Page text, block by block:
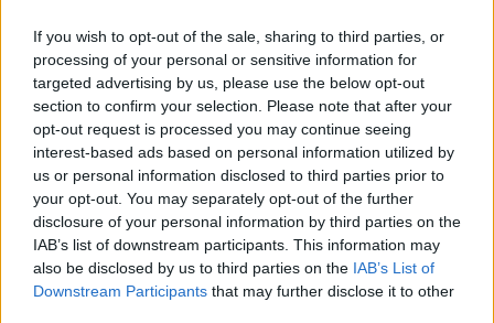
If you wish to opt-out of the sale, sharing to third parties, or
processing of your personal or sensitive information for
targeted advertising by us, please use the below opt-out
section to confirm your selection. Please note that after your
opt-out request is processed you may continue seeing
interest-based ads based on personal information utilized by
us or personal information disclosed to third parties prior to
your opt-out. You may separately opt-out of the further
disclosure of your personal information by third parties on the
IAB’s list of downstream participants. This information may
also be disclosed by us to third parties on the IAB’s List of
Downstream Participants that may further disclose it to other